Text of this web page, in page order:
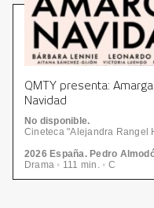
QMTY presenta: Amarga
Navidad
No disponible.
Drama • 111 min. • C